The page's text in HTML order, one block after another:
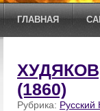
ГЛАВНАЯ
(1860)
Рубрика: Русский